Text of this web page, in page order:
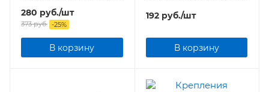
280 руб./шт
373руб. -25%
В корзину
в гипсокартон
192руб./шт
В корзину